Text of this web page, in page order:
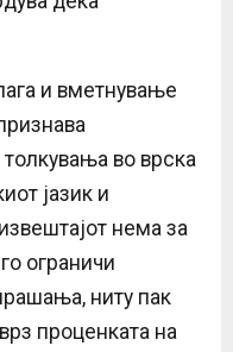
и вметнување
во врска
јазик и
нема за
ограничи
ниту пак
проценката на